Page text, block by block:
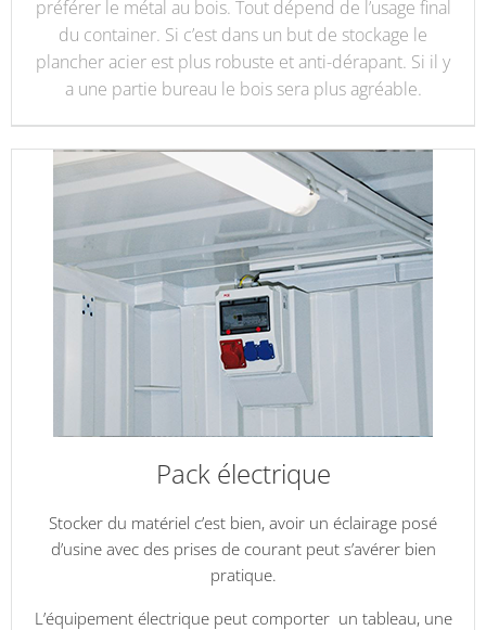
préférer le métal au bois. Tout dépend de l’usage final
du container. Si c’est dans un but de stockage le
plancher acier est plus robuste et anti-dérapant. Si il y
a une partie bureau le bois sera plus agréable.
Pack électrique
Stocker du matériel c’est bien, avoir un éclairage posé
d’usine avec des prises de courant peut s’avérer bien
pratique.
L’équipement électrique peut comporter un tableau, une